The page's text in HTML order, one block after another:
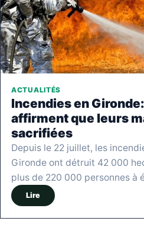
ACTUALITÉS
Incendies en
affirment que leurs
sacrifiées
Depuis le 22 juillet, les
Gironde ont détruit 42 000
plus de 220 000 personnes à
Lire